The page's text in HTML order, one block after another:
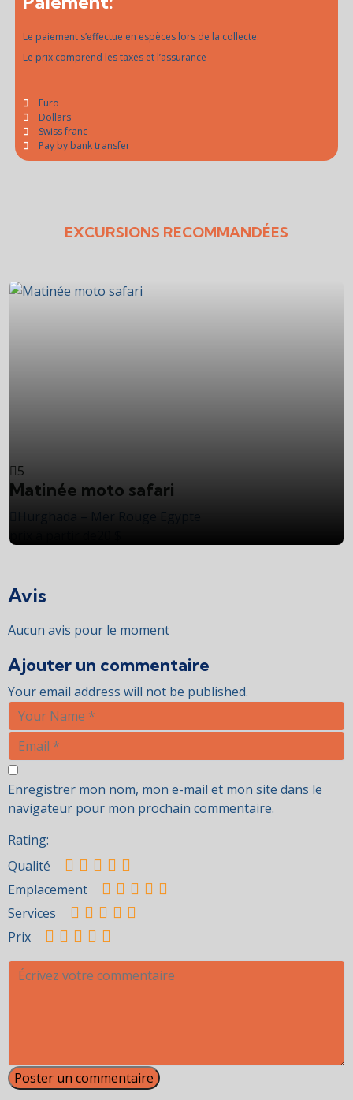
Le paiement s’effectue en espèces lors de la collecte.
Le prix comprend les taxes et l’assurance
Euro
Dollars
Swiss franc
Pay by bank transfer
EXCURSIONS RECOMMANDÉES
5
Matinée moto safari
Hurghada – Mer Rouge Egypte
prix à partir de
Avis
Aucun avis pour le moment
Ajouter un commentaire
Your email address will not be published.
Enregistrer mon nom, mon e-mail et mon site dans le
navigateur pour mon prochain commentaire.
Rating:
Qualité
Emplacement
Services
Prix